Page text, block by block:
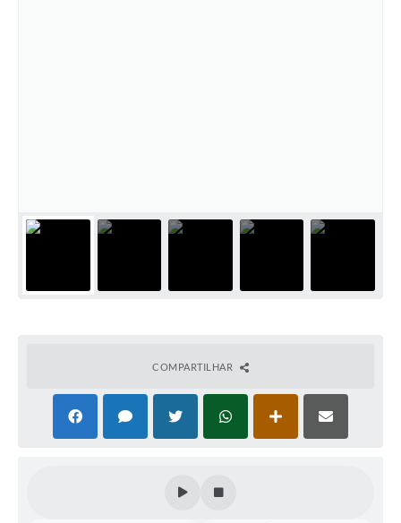
COMPARTILHAR